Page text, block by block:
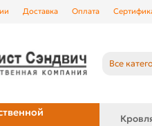
Доставка Оплата
Все